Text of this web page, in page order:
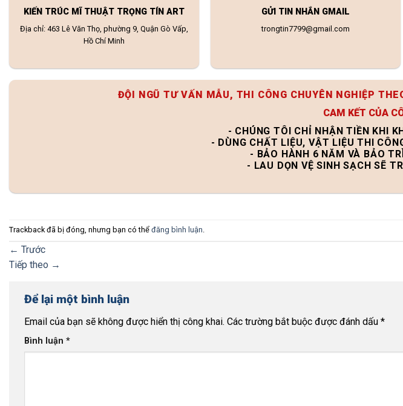
KIẾN TRÚC MĨ THUẬT TRỌNG TÍN ART
Địa chỉ: 463 Lê Văn Thọ, phường 9, Quận Gò Vấp,
Hồ Chí Minh
GỬI TIN NHẮN GMAIL
trongtin7799@gmail.com
ĐỘI NGŨ TƯ VẤN MẪU, THI CÔNG CHUYÊN NGHIỆP
CAM KẾT CỦA
- CHÚNG TÔI CHỈ NHẬN TIỀN KHI
- DÙNG CHẤT LIỆU, VẬT LIỆU THI
- BẢO HÀNH 6 NĂM VÀ BẢO
- LAU DỌN VỆ SINH SẠCH SẼ
Trackback đã bị đóng, nhưng bạn có thể đăng bình luận
← Trước
Tiếp theo →
Để lại một bình luận
Email của bạn sẽ không được hiển thị công khai. Các trường bắt buộc được đánh dấu *
Bình luận *